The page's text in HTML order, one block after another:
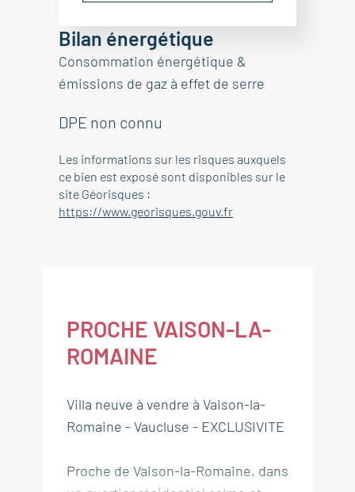
Bilan énergétique
Consommation énergétique &
émissions de gaz à effet de serre
DPE non connu
Les informations sur les risques auxquels
ce bien est exposé sont disponibles sur le
site Géorisques :
https://www.georisques.gouv.fr
PROCHE VAISON-LA-
ROMAINE
Villa neuve à vendre à Vaison-la-
Romaine - Vaucluse - EXCLUSIVITE
Proche de Vaison-la-Romaine, dans